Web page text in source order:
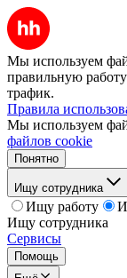
Мы используем
правильную
трафик.
Правила
Мы используем
файлов cookie
Понятно
Ищу сотрудника
Ищу работу
Ищу сотрудника
Сервисы
Помощь